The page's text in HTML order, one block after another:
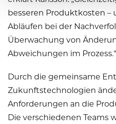
besseren Produktkosten
Abläufen bei der
Überwachung von
Abweichungen im Prozess.“
Durch die gemeinsame
Zukunftstechnologien
Anforderungen an die
Die verschiedenen Teams